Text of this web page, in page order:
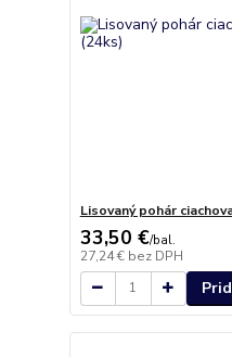
Lisovaný pohár
33,50 €/bal.
27,24 € bez DPH